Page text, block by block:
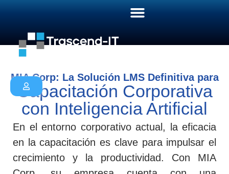
MIA Corp: La Solución LMS Definitiva para
Capacitación Corporativa
con Inteligencia Artificial
En el entorno corporativo actual, la eficacia
en la capacitación es clave para impulsar el
crecimiento y la productividad. Con MIA